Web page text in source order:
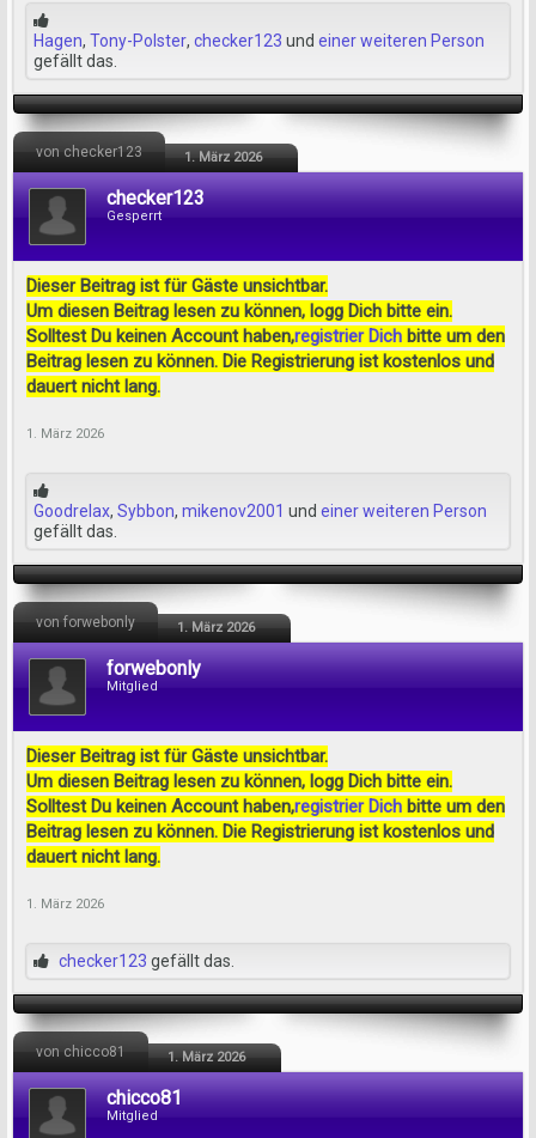
Hagen, Tony-Polster, checker123 und einer weiteren Person
gefällt das.
von checker123 1. März 2026
checker123
Gesperrt
Dieser Beitrag ist für Gäste unsichtbar.
Um diesen Beitrag lesen zu können, logg Dich bitte ein.
Solltest Du keinen Account haben,registrier Dich bitte um den
Beitrag lesen zu können. Die Registrierung ist kostenlos und
dauert nicht lang.
1. März 2026
Goodrelax, Sybbon, mikenov2001 und einer weiteren Person
gefällt das.
von forwebonly 1. März 2026
forwebonly
Mitglied
Dieser Beitrag ist für Gäste unsichtbar.
Um diesen Beitrag lesen zu können, logg Dich bitte ein.
Solltest Du keinen Account haben,registrier Dich bitte um den
Beitrag lesen zu können. Die Registrierung ist kostenlos und
dauert nicht lang.
1. März 2026
checker123 gefällt das.
von chicco81 1. März 2026
chicco81
Mitglied